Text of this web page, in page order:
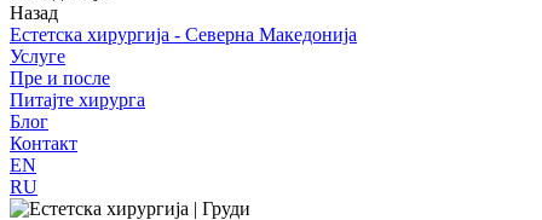
Назад
Естетска хирургија - Северна Македонија
Услуге
Пре и после
Питајте хирурга
Блог
Контакт
EN
RU